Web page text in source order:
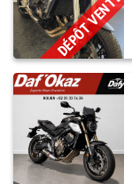
DÉPÔT VENTE